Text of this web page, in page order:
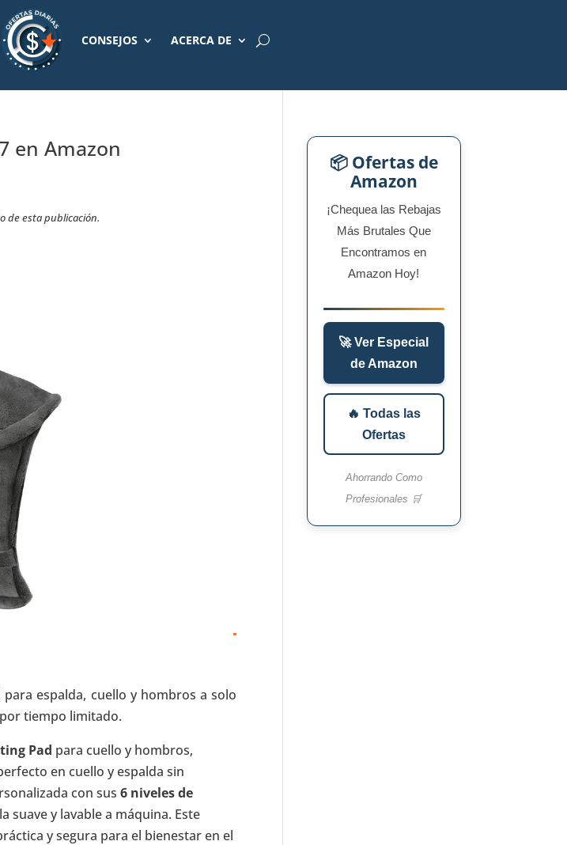
CONSEJOS ACERCA DE
en Amazon
de esta publicación.
para espalda, cuello y hombros a solo
tiempo limitado.
Pad para cuello y hombros,
en cuello y espalda sin
con sus6 niveles de
suave y lavable a máquina. Este
y segura para el bienestar en el
📦 Ofertas de
Amazon
¡Chequea las Rebajas
Más Brutales Que
Encontramos en
Amazon Hoy!
🚀 Ver Especial
de Amazon
🔥 Todas las
Ofertas
Ahorrando Como
Profesionales 🛒